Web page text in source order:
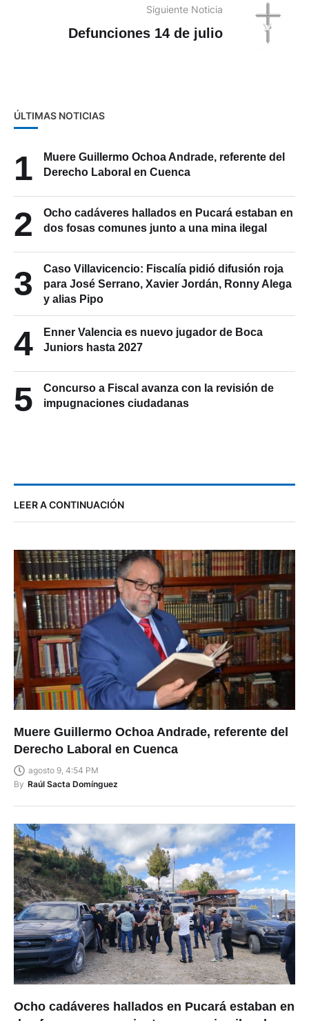
Siguiente Noticia
Defunciones 14 de julio
ÚLTIMAS NOTICIAS
1
Muere Guillermo Ochoa Andrade, referente del
Derecho Laboral en Cuenca
2
Ocho cadáveres hallados en Pucará estaban en
dos fosas comunes junto a una mina ilegal
3
Caso Villavicencio: Fiscalía pidió difusión roja
para José Serrano, Xavier Jordán, Ronny Alega
y alias Pipo
4
Enner Valencia es nuevo jugador de Boca
Juniors hasta 2027
5
Concurso a Fiscal avanza con la revisión de
impugnaciones ciudadanas
LEER A CONTINUACIÓN
Muere Guillermo Ochoa Andrade, referente del
Derecho Laboral en Cuenca
agosto 9, 4:54 PM
By Raúl Sacta Domínguez
Ocho cadáveres hallados en Pucará estaban en